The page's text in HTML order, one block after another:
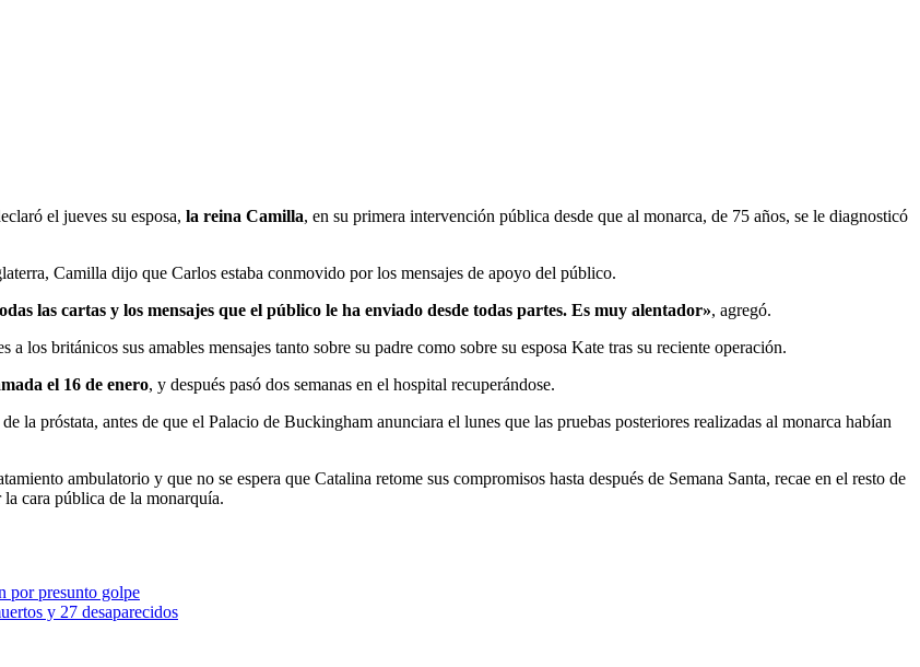
el jueves su esposa, la reina Camilla, en su primera intervención pública desde que al monarca, de 75 años, se le diagnosticó
Camilla dijo que Carlos estaba conmovido por los mensajes de apoyo del público.
las cartas y los mensajes que el público le ha enviado desde todas partes. Es muy alentador», agregó.
británicos sus amables mensajes tanto sobre su padre como sobre su esposa Kate tras su reciente operación.
el 16 de enero, y después pasó dos semanas en el hospital recuperándose.
la próstata, antes de que el Palacio de Buckingham anunciara el lunes que las pruebas posteriores realizadas al monarca habían
ambulatorio y que no se espera que Catalina retome sus compromisos hasta después de Semana Santa, recae en el resto de
cara pública de la monarquía.
por presunto golpe
y 27 desaparecidos